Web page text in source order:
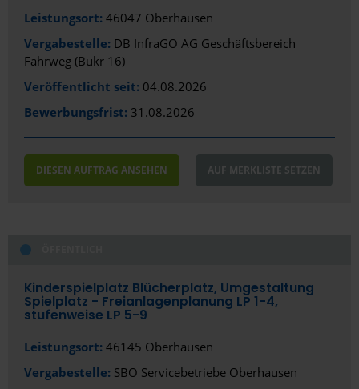
Leistungsort: 46047 Oberhausen
Vergabestelle: DB InfraGO AG Geschäftsbereich
Fahrweg (Bukr 16)
Veröffentlicht seit: 04.08.2026
Bewerbungsfrist: 31.08.2026
DIESEN AUFTRAG ANSEHEN AUF MERKLISTE SETZEN
Kinderspielplatz Blücherplatz, Umgestaltung
Spielplatz - Freianlagenplanung LP 1-4,
stufenweise LP 5-9
Leistungsort: 46145 Oberhausen
Vergabestelle: SBO Servicebetriebe Oberhausen